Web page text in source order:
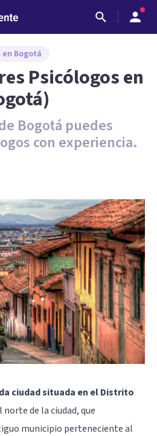
en Bogotá
Psicólogos en
Bogotá puedes
con experiencia.
ciudad situada en el Distrito
norte de la ciudad, que
municipio perteneciente al